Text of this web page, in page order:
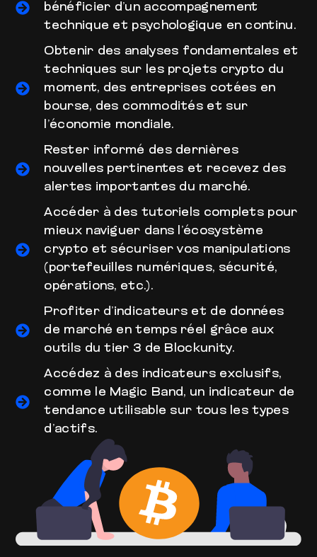
bénéficier d’un accompagnement
technique et psychologique en continu.
Obtenir des analyses fondamentales et
techniques sur les projets crypto du
moment, des entreprises cotées en
bourse, des commodités et sur
l’économie mondiale.
Rester informé des dernières
nouvelles pertinentes et recevez des
alertes importantes du marché.
Accéder à des tutoriels complets pour
mieux naviguer dans l’écosystème
crypto et sécuriser vos manipulations
(portefeuilles numériques, sécurité,
opérations, etc.).
Profiter d’indicateurs et de données
de marché en temps réel grâce aux
outils du tier 3 de Blockunity.
Accédez à des indicateurs exclusifs,
comme le Magic Band, un indicateur de
tendance utilisable sur tous les types
d’actifs.